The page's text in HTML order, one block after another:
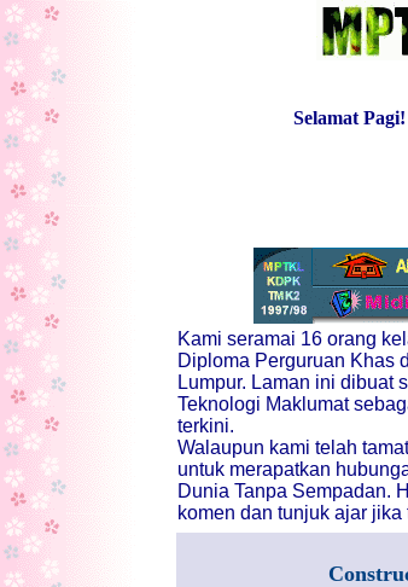
Selamat
Kami seramai 16 orang
Diploma Perguruan Khas
Lumpur. Laman ini dibuat
Teknologi Maklumat
terkini.
Walaupun kami telah
untuk merapatkan
Dunia Tanpa Sempadan.
komen dan tunjuk ajar